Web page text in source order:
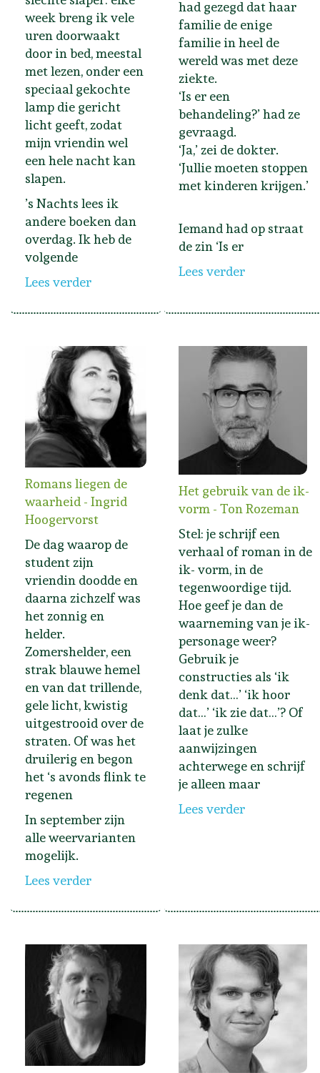
week breng ik vele
uren doorwaakt
door in bed, meestal
met lezen, onder een
speciaal gekochte
lamp die gericht
licht geeft, zodat
mijn vriendin wel
een hele nacht kan
slapen.
’s Nachts lees ik
andere boeken dan
overdag. Ik heb de
volgende
Lees verder
had gezegd dat haar
familie de enige
familie in heel de
wereld was met deze
ziekte.
‘Is er een
behandeling?’ had ze
gevraagd.
‘Ja,’ zei de dokter.
‘Jullie moeten stoppen
met kinderen krijgen.’
Iemand had op straat
de zin ‘Is er
Lees verder
Romans liegen de
waarheid - Ingrid
Hoogervorst
De dag waarop de
student zijn
vriendin doodde en
daarna zichzelf was
het zonnig en
helder.
Zomershelder, een
strak blauwe hemel
en van dat trillende,
gele licht, kwistig
uitgestrooid over de
straten. Of was het
druilerig en begon
het ‘s avonds flink te
regenen
In september zijn
alle weervarianten
mogelijk.
Lees verder
Het gebruik van de ik-
vorm - Ton Rozeman
Stel: je schrijf een
verhaal of roman in de
ik- vorm, in de
tegenwoordige tijd.
Hoe geef je dan de
waarneming van je ik-
personage weer?
Gebruik je
constructies als ‘ik
denk dat…’ ‘ik hoor
dat…’ ‘ik zie dat…’? Of
laat je zulke
aanwijzingen
achterwege en schrijf
je alleen maar
Lees verder